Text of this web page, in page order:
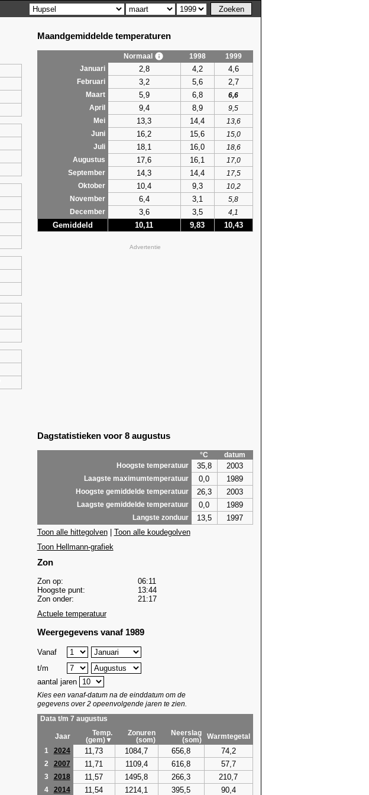
Maandgemiddelde temperaturen
Normaal 1998
1999
Januari
2,8 4,2 4,6
Februari 3,2 5,6 2,7
Maart 5,9 6,8
6,6
April
9,4 8,9
9,5
Mei
13,3 14,4
13,6
Juni
16,2 15,6
15,0
Juli
18,1 16,0
18,6
Augustus
17,6 16,1
17,0
September
14,3 14,4
17,5
Oktober
10,4 9,3
10,2
November
6,4 3,1
5,8
December
3,6 3,5 4,1
Gemiddeld 10,11 9,83 10,43
Advertentie
Dagstatistieken voor 8 augustus
°C
datum
Hoogste temperatuur
35,8 2003
Laagste maximumtemperatuur 0,0 1989
Hoogste gemiddelde temperatuur 26,3 2003
Laagste gemiddelde temperatuur 0,0 1989
Langste zonduur 13,5
1997
Toon alle hittegolven| Toon alle koudegolven
Toon Hellmann-grafiek
Zon
Zon op:
06:11
Hoogste punt:
13:44
Zon onder:
21:17
Actuele temperatuur
Weergegevens vanaf 1989
Vanaf
t/m
aantal jaren
Kies een vanaf-datum na de einddatum om de
gegevens over 2 opeenvolgende jaren te zien.
Data t/m 7 augustus
Jaar
Temp.
(gem)▼
Zonuren
(som)
Neerslag
(som)
Warmtegetal
1
2024 11,73 1084,7 656,8 74,2
2 2007 11,71 1109,4 616,8 57,7
3 2018 11,57 1495,8 266,3 210,7
4 2014 11,54 1214,1 395,5 90,4